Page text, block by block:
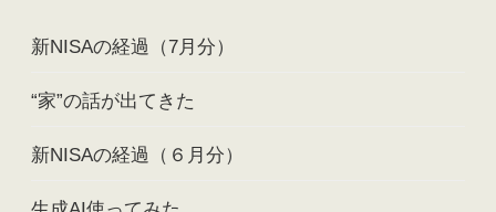
新NISAの経過（7月分）
“家”の話が出てきた
新NISAの経過（６月分）